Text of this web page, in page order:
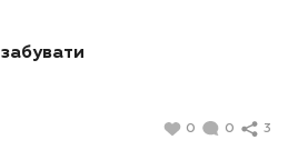
0 0 3